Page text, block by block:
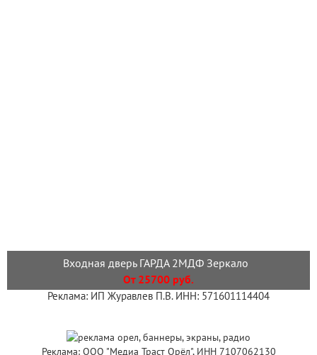
Входная дверь ГАРДА 2МДФ Зеркало
От 25700 руб.
Реклама: ИП Журавлев П.В. ИНН: 571601114404
Реклама: ООО "Медиа Траст Орёл", ИНН 7107062130